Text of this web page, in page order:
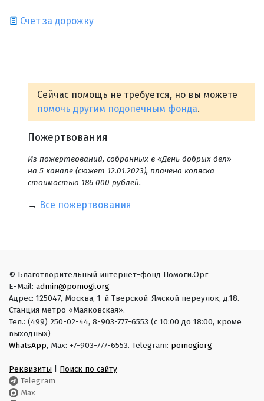
Счет за дорожку
Сейчас помощь не требуется, но вы можете
помочь другим подопечным фонда.
Пожертвования
Из пожертвований, собранных в «День добрых дел»
на 5 канале (сюжет 12.01.2023), плачена коляска
стоимостью 186 000 рублей.
→ Все пожертвования
© Благотворительный интернет-фонд Помоги.Орг
E-Mail: admin@pomogi.org
Адрес: 125047, Москва, 1-й Тверской-Ямской переулок, д.18.
Станция метро «Маяковская».
Тел.: (499) 250-02-44, 8-903-777-6553 (с 10:00 до 18:00, кроме
выходных)
WhatsApp, Max: +7-903-777-6553. Telegram: pomogiorg
Реквизиты
Поиск по сайту
Telegram
Max